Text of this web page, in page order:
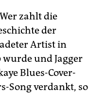
zahlt die
der
Artist in
und Jagger
Blues-Cover-
Song verdankt, so